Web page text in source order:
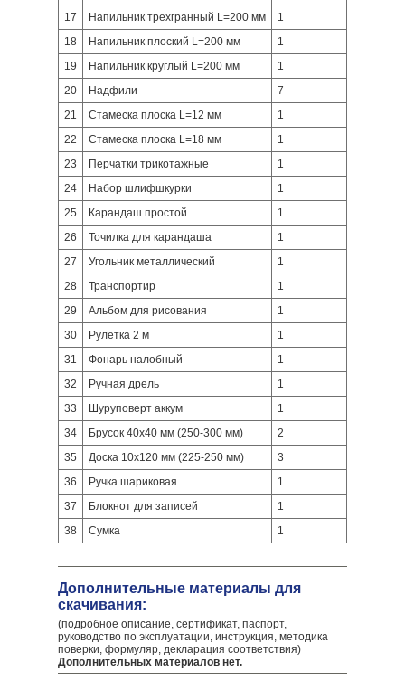
17
Напильник трехгранный L=200 мм
1
18
Напильник плоский L=200 мм
1
19
Напильник круглый L=200 мм
1
20
Надфили
7
21
Стамеска плоска L=12 мм
1
22
Стамеска плоска L=18 мм
1
23
Перчатки трикотажные
1
24
Набор шлифшкурки
1
25
Карандаш простой
1
26
Точилка для карандаша
1
27
Угольник металлический
1
28
Транспортир
1
29
Альбом для рисования
1
30
Рулетка 2 м
1
31
Фонарь налобный
1
32
Ручная дрель
1
33
Шуруповерт аккум
1
34
Брусок 40х40 мм (250-300 мм)
2
35
Доска 10х120 мм (225-250 мм)
3
36
Ручка шариковая
1
37
Блокнот для записей
1
38
Сумка 1
Дополнительные материалы для
скачивания:
(подробное описание, сертификат, паспорт,
руководство по эксплуатации, инструкция, методика
поверки, формуляр, декларация соответствия)
Дополнительных материалов нет.